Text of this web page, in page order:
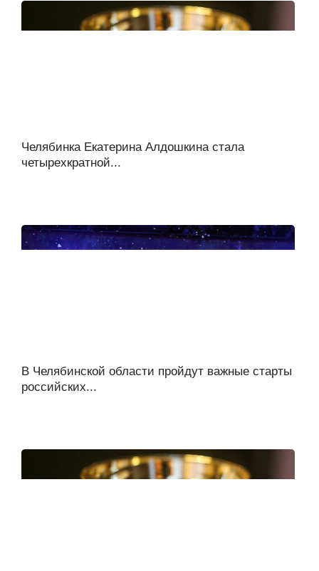
Челябинка Екатерина Алдошкина стала
четырехкратной...
В Челябинской области пройдут важные старты
российских...